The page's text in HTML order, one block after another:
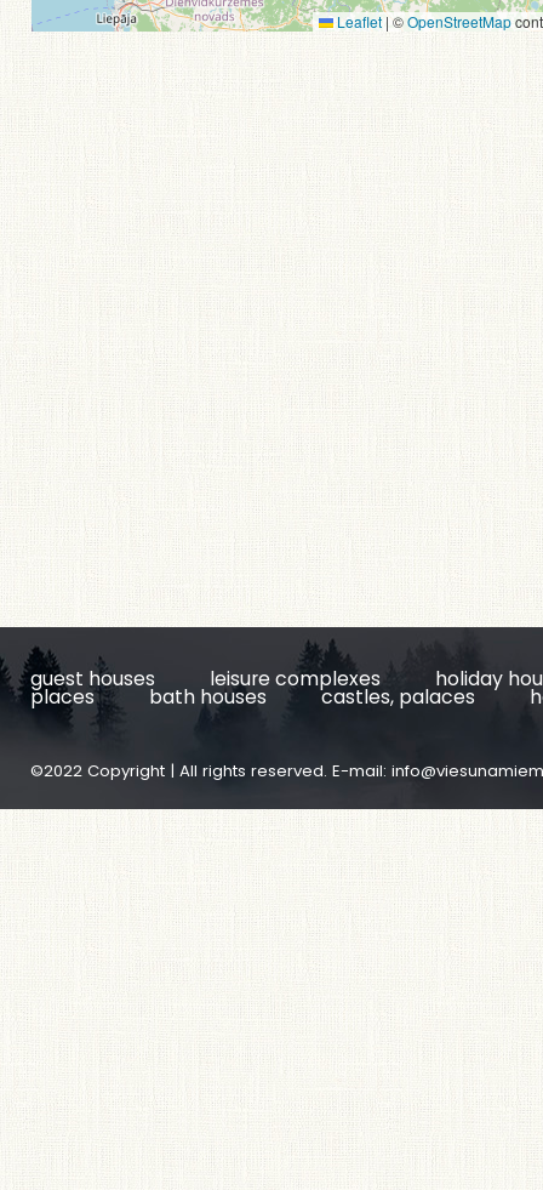
Leaflet |©OpenStreetMap
guest houses leisure complexes holiday
places bath houses castles, palaces
©2022 Copyright | All rights reserved. E-mail: